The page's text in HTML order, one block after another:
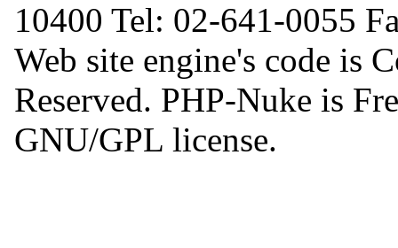
10400 Tel: 02-641-0055
Web site engine's code is
Reserved. PHP-Nuke is
GNU/GPL license.